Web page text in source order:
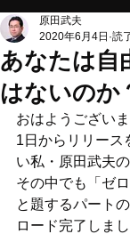
あなたは自
はないのか
原田武夫
2020年6月4日 読
おはようございま
1日からリリース
い私・原田武夫
その中でも「ゼ
と題するパート
ロード完了しま